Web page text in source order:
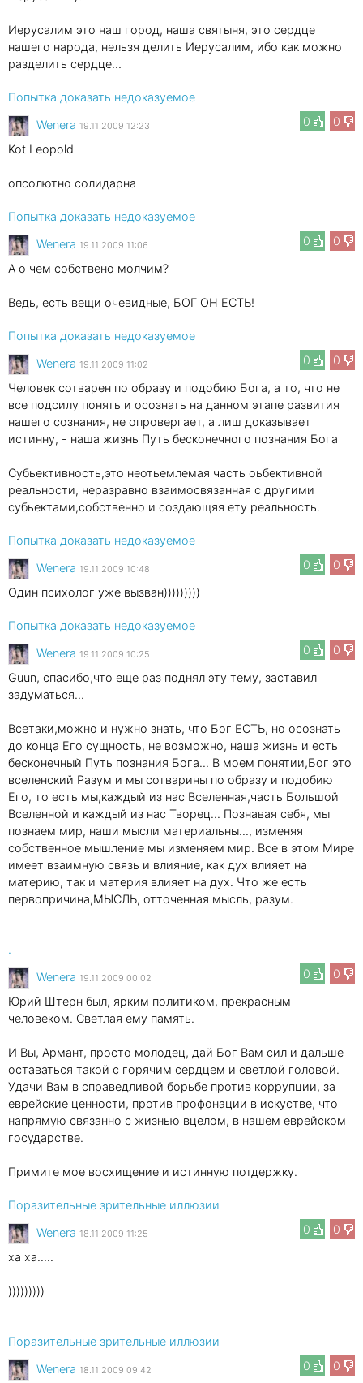
Иерусалим это наш город, наша святыня, это сердце
нашего народа, нельзя делить Иерусалим, ибо как можно
разделить сердце…
Попытка доказать недоказуемое
0
0
Wenеra 19.11.2009 12:23
Kot Leopold
опсолютно солидарна
Попытка доказать недоказуемое
0
0
Wenеra 19.11.2009 11:06
А о чем собствено молчим?
Ведь, есть вещи очевидные, БОГ ОН ЕСТЬ!
Попытка доказать недоказуемое
0
0
Wenеra 19.11.2009 11:02
Человек сотварен по образу и подобию Бога, а то, что не
все подсилу понять и осознать на данном этапе развития
нашего сознания, не опровергает, а лиш доказывает
истинну, - наша жизнь Путь бесконечного познания Бога
Субьективность,это неотьемлемая часть оьбективной
реальности, неразравно взаимосвязанная с другими
субьектами,собственно и создающяя ету реальность.
Попытка доказать недоказуемое
0
0
Wenеra 19.11.2009 10:48
Один психолог уже вызван)))))))))
Попытка доказать недоказуемое
0
0
Wenеra 19.11.2009 10:25
Guun, спасибо,что еще раз поднял эту тему, заставил
задуматься...
Всетаки,можно и нужно знать, что Бог ЕСТЬ, но осознать
до конца Его сущность, не возможно, наша жизнь и есть
бесконечный Путь познания Бога... В моем понятии,Бог это
вселенский Разум и мы сотварины по образу и подобию
Его, то есть мы,каждый из нас Вселенная,часть Большой
Вселенной и каждый из нас Творец... Познавая себя, мы
познаем мир, наши мысли материальны..., изменяя
собственное мышление мы изменяем мир. Все в этом Мире
имеет взаимную связь и влияние, как дух влияет на
материю, так и материя влияет на дух. Что же есть
первопричина,МЫСЛЬ, отточенная мысль, разум.
.
0
0
Wenеra 19.11.2009 00:02
Юрий Штерн был, ярким политиком, прекрасным
человеком. Светлая ему память.
И Вы, Армант, просто молодец, дай Бог Вам сил и дальше
оставаться такой с горячим сердцем и светлой головой.
Удачи Вам в справедливой борьбе против коррупции, за
еврейские ценности, против профонации в искустве, что
напрямую связанно с жизнью вцелом, в нашем еврейском
государстве.
Примите мое восхищение и истинную потдержку.
Поразительные зрительные иллюзии
0
0
Wenеra 18.11.2009 11:25
ха ха.....
)))))))))
Поразительные зрительные иллюзии
0
0
Wenеra 18.11.2009 09:42